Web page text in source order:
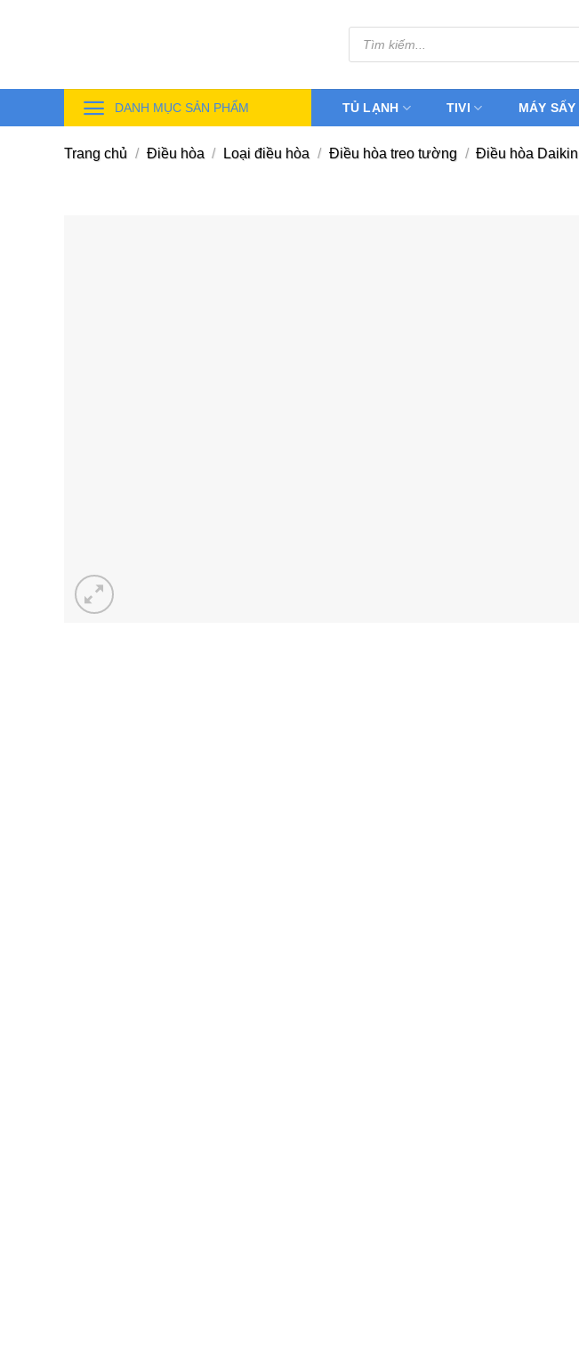
Tìm
kiếm
sản
DANH MỤC SẢN PHẨM TỦ LẠNH TIVI MÁY SẤY
Trang chủ / Điều hòa / Loại điều hòa / Điều hòa treo tường / Điều hòa Daikin